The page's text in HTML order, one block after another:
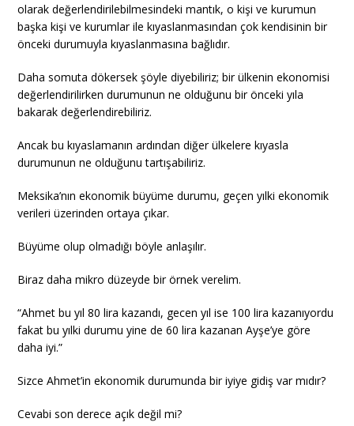
olarak değerlendirilebilmesindeki mantık, o kişi ve kurumun
başka kişi ve kurumlar ile kıyaslanmasından çok kendisinin bir
önceki durumuyla kıyaslanmasına bağlıdır.
Daha somuta dökersek şöyle diyebiliriz; bir ülkenin ekonomisi
değerlendirilirken durumunun ne olduğunu bir önceki yıla
bakarak değerlendirebiliriz.
Ancak bu kıyaslamanın ardından diğer ülkelere kıyasla
durumunun ne olduğunu tartışabiliriz.
Meksika’nın ekonomik büyüme durumu, geçen yılki ekonomik
verileri üzerinden ortaya çıkar.
Büyüme olup olmadığı böyle anlaşılır.
Biraz daha mikro düzeyde bir örnek verelim.
“Ahmet bu yıl 80 lira kazandı, gecen yıl ise 100 lira kazanıyordu
fakat bu yılki durumu yine de 60 lira kazanan Ayşe’ye göre
daha iyi.”
Sizce Ahmet’in ekonomik durumunda bir iyiye gidiş var mıdır?
Cevabi son derece açık değil mi?